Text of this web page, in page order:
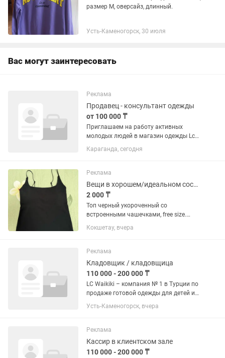
размер M, оверсайз, длинный.
Усть-Каменогорск, 30 июля
Вас могут заинтересовать
Реклама
Продавец - консультант одежды
от 100 000 ₸
Приглашаем на работу активных
молодых людей в магазин одежды Lc
Waikiki ( Глобал сити )
Караганда, сегодня
Реклама
Вещи в хорошем/идеальном состоянии недорого
2 000 ₸
Топ черный укороченный со
встроенными чашечками, free size.
Цена: 1.000тг Кроп топ розовый Lc
Waikiki, размер XS (подойдет и на S).
укороченный Defacto, размер S....
Кокшетау, вчера
Реклама
Кладовщик / кладовщица
110 000 - 200 000 ₸
LC Waikiki – компания № 1 в Турции по
продаже готовой одежды для детей и
взрослых. Наши магазины
представлены в 60 странах мира. Мы
специалиста по работе с товаром...
Усть-Каменогорск, вчера
Реклама
Кассир в клиентском зале
110 000 - 200 000 ₸